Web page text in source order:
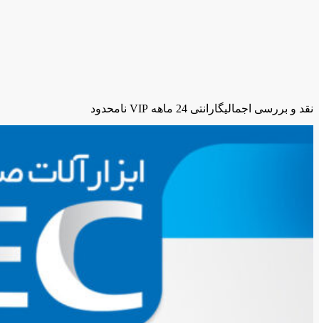
نقد و بررسی اجمالیگارانتی 24 ماهه VIP نامحدود